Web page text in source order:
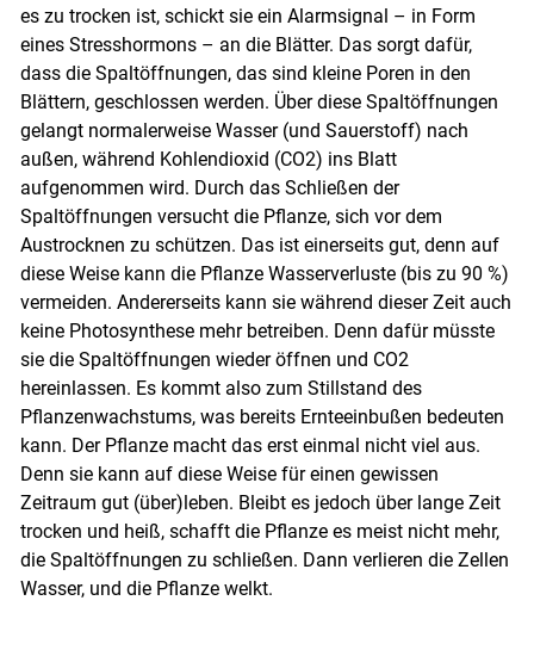
es zu trocken ist, schickt sie ein Alarmsignal – in Form
eines Stresshormons – an die Blätter. Das sorgt dafür,
dass die Spaltöffnungen, das sind kleine Poren in den
Blättern, geschlossen werden. Über diese Spaltöffnungen
gelangt normalerweise Wasser (und Sauerstoff) nach
außen, während Kohlendioxid (CO2) ins Blatt
aufgenommen wird. Durch das Schließen der
Spaltöffnungen versucht die Pflanze, sich vor dem
Austrocknen zu schützen. Das ist einerseits gut, denn auf
diese Weise kann die Pflanze Wasserverluste (bis zu 90 %)
vermeiden. Andererseits kann sie während dieser Zeit auch
keine Photosynthese mehr betreiben. Denn dafür müsste
sie die Spaltöffnungen wieder öffnen und CO2
hereinlassen. Es kommt also zum Stillstand des
Pflanzenwachstums, was bereits Ernteeinbußen bedeuten
kann. Der Pflanze macht das erst einmal nicht viel aus.
Denn sie kann auf diese Weise für einen gewissen
Zeitraum gut (über)leben. Bleibt es jedoch über lange Zeit
trocken und heiß, schafft die Pflanze es meist nicht mehr,
die Spaltöffnungen zu schließen. Dann verlieren die Zellen
Wasser, und die Pflanze welkt.